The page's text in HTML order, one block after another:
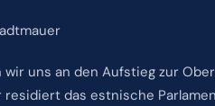
uns an den Aufstieg zur
residiert das estnische